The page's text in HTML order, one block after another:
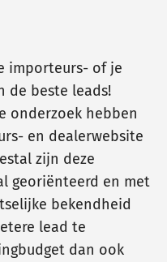
importeurs- of je
de beste leads!
onderzoek hebben
en dealerwebsite
zijn deze
georiënteerd en met
bekendheid
lead te
dan ook